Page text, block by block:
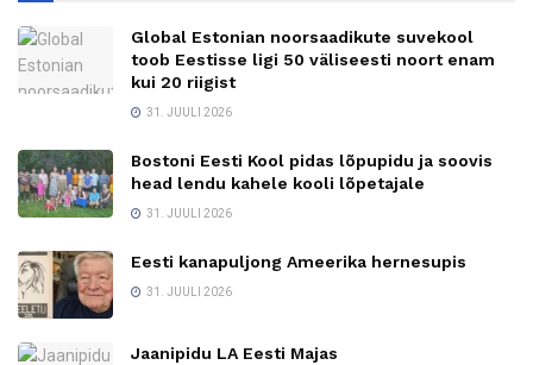
Global Estonian noorsaadikute suvekool
toob Eestisse ligi 50 väliseesti noort enam
kui 20 riigist
31. JUULI 2026
Bostoni Eesti Kool pidas lõpupidu ja soovis
head lendu kahele kooli lõpetajale
31. JUULI 2026
Eesti kanapuljong Ameerika hernesupis
31. JUULI 2026
Jaanipidu LA Eesti Majas